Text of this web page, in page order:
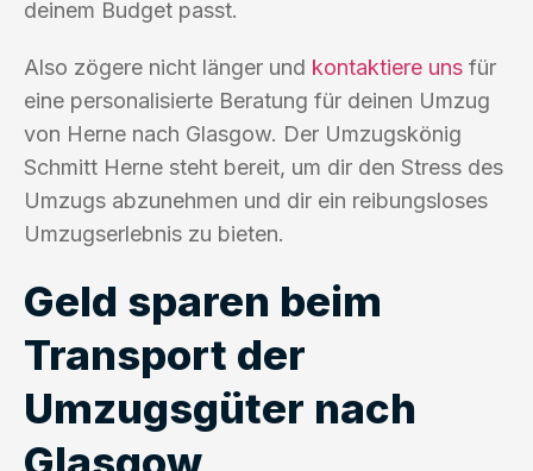
deinem Budget passt.
Also zögere nicht länger und kontaktiere uns für
eine personalisierte Beratung für deinen Umzug
von Herne nach Glasgow. Der Umzugskönig
Schmitt Herne steht bereit, um dir den Stress des
Umzugs abzunehmen und dir ein reibungsloses
Umzugserlebnis zu bieten.
Geld sparen beim
Transport der
Umzugsgüter nach